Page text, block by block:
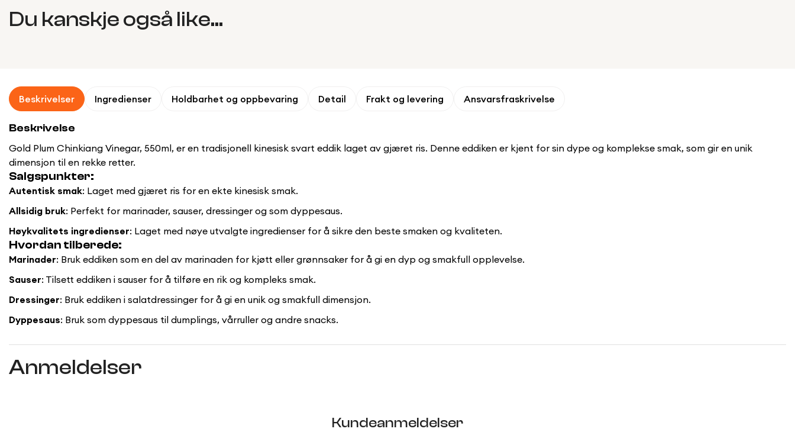
Du kanskje også like...
Beskrivelser Ingredienser Holdbarhet og oppbevaring Detail Frakt og levering Ansvarsfraskrivelse
Beskrivelse
Gold Plum Chinkiang Vinegar, 550ml, er en tradisjonell kinesisk svart eddik laget av gjæret ris. Denne eddiken er kjent for sin dype og komplekse smak, som gir en unik
dimensjon til en rekke retter.
Salgspunkter:
Autentisk smak: Laget med gjæret ris for en ekte kinesisk smak.
Allsidig bruk: Perfekt for marinader, sauser, dressinger og som dyppesaus.
Høykvalitets ingredienser: Laget med nøye utvalgte ingredienser for å sikre den beste smaken og kvaliteten.
Hvordan tilberede:
Marinader: Bruk eddiken som en del av marinaden for kjøtt eller grønnsaker for å gi en dyp og smakfull opplevelse.
Sauser: Tilsett eddiken i sauser for å tilføre en rik og kompleks smak.
Dressinger: Bruk eddiken i salatdressinger for å gi en unik og smakfull dimensjon.
Dyppesaus: Bruk som dyppesaus til dumplings, vårruller og andre snacks.
Anmeldelser
Kundeanmeldelser